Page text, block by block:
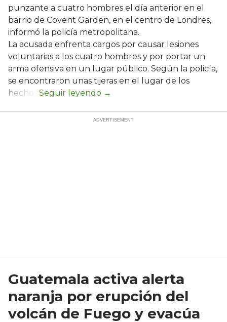
punzante a cuatro hombres el día anterior en el
barrio de Covent Garden, en el centro de Londres,
informó la policía metropolitana.
La acusada enfrenta cargos por causar lesiones
voluntarias a los cuatro hombres y por portar un
arma ofensiva en un lugar público. Según la policía,
se encontraron unas tijeras en el lugar de los
hechos.
Guatemala activa alerta
naranja por erupción del
volcán de Fuego y evacúa